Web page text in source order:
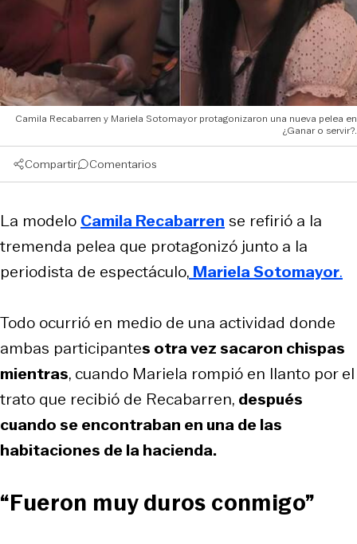
Camila Recabarren y Mariela Sotomayor protagonizaron una nueva pelea en
¿Ganar o servir?.
Compartir Comentarios
La modelo Camila Recabarren se refirió a la
tremenda pelea que protagonizó junto a la
periodista de espectáculo, Mariela Sotomayor.
Todo ocurrió en medio de una actividad donde
ambas participantes otra vez sacaron chispas
mientras, cuando Mariela rompió en llanto por el
trato que recibió de Recabarren, después
cuando se encontraban en una de las
habitaciones de la hacienda.
“Fueron muy duros conmigo”